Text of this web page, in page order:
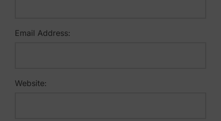
Email Address:
Website: